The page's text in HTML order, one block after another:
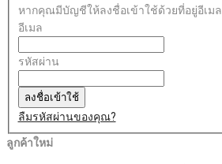
หากคุณมีบัญชีให้ลงชื่อเข้าใช้ด้วยที่อยู่อีเม
อีเมล
รหัสผ่าน
ลงชื่อเข้าใช้
ลืมรหัสผ่านของคุณ?
ลูกค้าใหม่